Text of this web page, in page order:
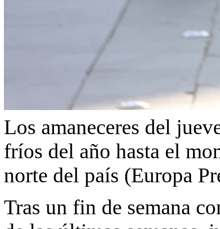
Los amaneceres del
fríos del año hasta el
norte del país (Europa
Tras un fin de semana